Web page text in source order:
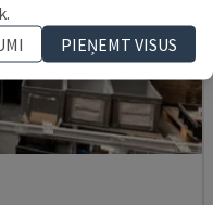
PIEŅEMT VISUS